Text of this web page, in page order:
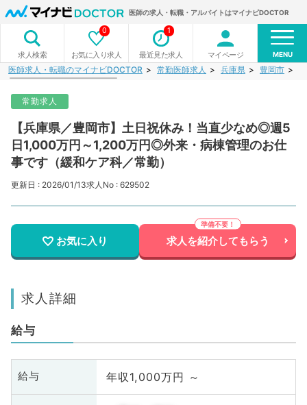
医師の求人・転職・アルバイトはマイナビDOCTOR
求人検索 お気に入り求人
0
最近見た求人
1
マイページ MENU
医師求人・転職のマイナビDOCTOR 常勤医師求人 兵庫県 豊岡市
常勤求人
【兵庫県／豊岡市】土日祝休み！当直少なめ◎週5
日1,000万円～1,200万円◎外来・病棟管理のお仕
事です（緩和ケア科／常勤）
更新日 : 2026/01/13求人No : 629502
お気に入り 求人を紹介してもらう
求人詳細
給与
給与 年収1,000万円 ～